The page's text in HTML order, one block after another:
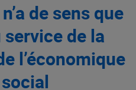
de sens que
de la
l’économique